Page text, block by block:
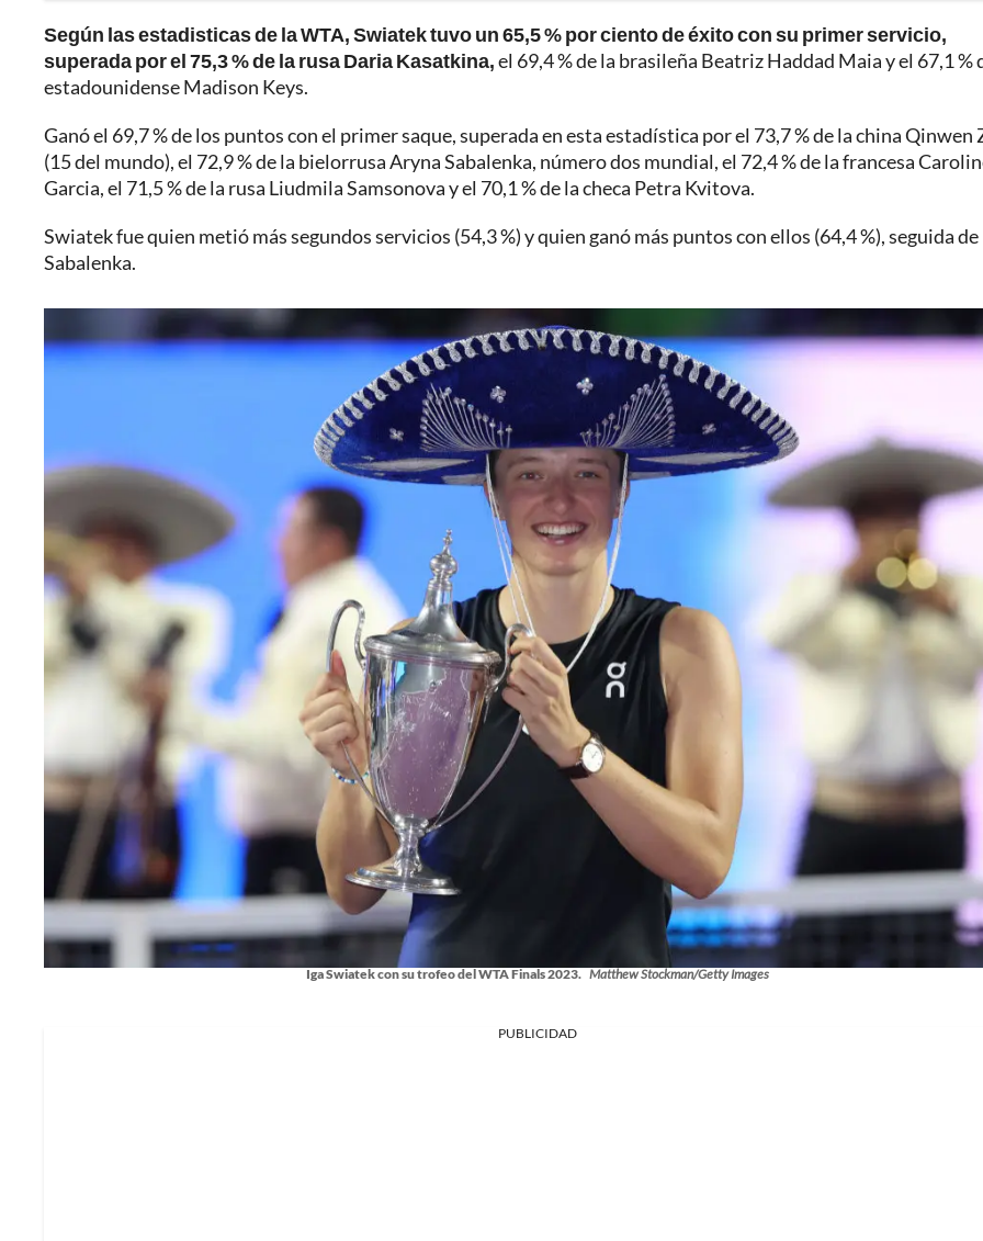
Según las estadisticas de la WTA, Swiatek tuvo un 65,5 % por ciento de éxito con su primer servicio,
superada por el 75,3 % de la rusa Daria Kasatkina,el 69,4 % de la brasileña Beatriz Haddad Maia y el 67,1 %
estadounidense Madison Keys.
Ganó el 69,7 % de los puntos con el primer saque, superada en esta estadística por el 73,7 % de la china Qinwen
(15 del mundo), el 72,9 % de la bielorrusa Aryna Sabalenka, número dos mundial, el 72,4 % de la francesa
Garcia, el 71,5 % de la rusa Liudmila Samsonova y el 70,1 % de la checa Petra Kvitova.
Swiatek fue quien metió más segundos servicios (54,3 %) y quien ganó más puntos con ellos (64,4 %), seguida de
Sabalenka.
Iga Swiatek con su trofeo del WTA Finals 2023. Matthew Stockman/Getty Images
PUBLICIDAD